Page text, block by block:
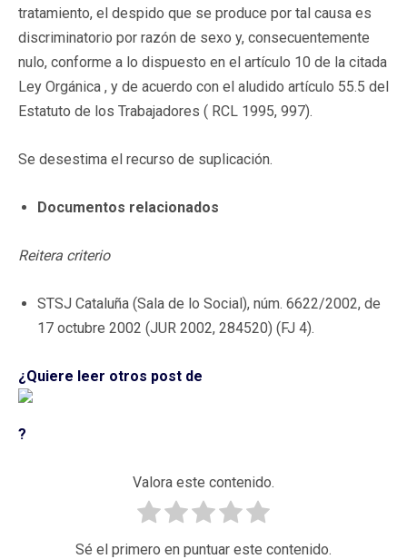
tratamiento, el despido que se produce por tal causa es
discriminatorio por razón de sexo y, consecuentemente
nulo, conforme a lo dispuesto en el artículo 10 de la citada
Ley Orgánica , y de acuerdo con el aludido artículo 55.5 del
Estatuto de los Trabajadores ( RCL 1995, 997).
Se desestima el recurso de suplicación.
Documentos relacionados
Reitera criterio
STSJ Cataluña (Sala de lo Social), núm. 6622/2002, de
17 octubre 2002 (JUR 2002, 284520) (FJ 4).
¿Quiere leer otros post de
?
Valora este contenido.
Sé el primero en puntuar este contenido.